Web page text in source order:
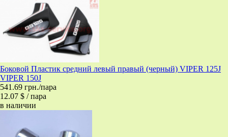
Боковой Пластик средний левый правый (черный) VIPER 125J
VIPER 150J
541.69 грн./пара
12.07 $ / пара
в наличии